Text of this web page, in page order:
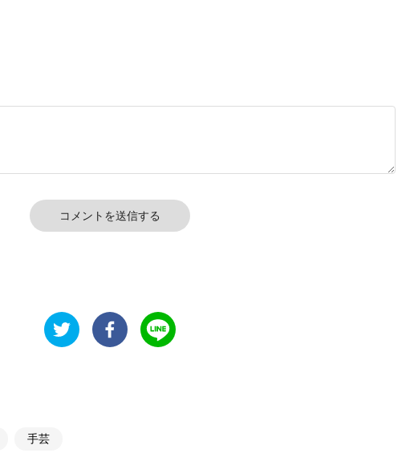
コメントを送信する
手芸